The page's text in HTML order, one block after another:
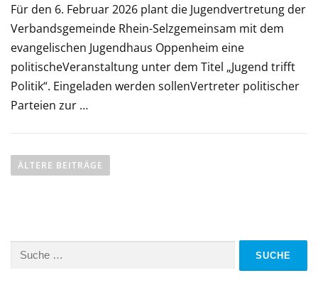
Für den 6. Februar 2026 plant die Jugendvertretung der
Verbandsgemeinde Rhein-Selzgemeinsam mit dem
evangelischen Jugendhaus Oppenheim eine
politischeVeranstaltung unter dem Titel „Jugend trifft
Politik“. Eingeladen werden sollenVertreter politischer
Parteien zur …
E
R
A
ÄLTERE BEITRÄGE
Suche